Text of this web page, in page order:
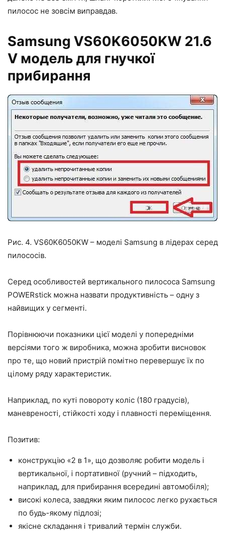
пилосос не зовсім виправдав.
Samsung VS60K6050KW 21.6
V модель для гнучкої
прибирання
Рис. 4. VS60K6050KW – моделі Samsung в лідерах серед
пилососів.
Серед особливостей вертикального пилососа Samsung
POWERstick можна назвати продуктивність – одну з
найвищих у сегменті.
Порівнюючи показники цієї моделі у попередніми
версіями того ж виробника, можна зробити висновок
про те, що новий пристрій помітно перевершує їх по
цілому ряду характеристик.
Наприклад, по куті повороту коліс (180 градусів),
маневреності, стійкості ходу і плавності переміщення.
Позитив:
конструкцію «2 в 1», що дозволяє робити модель і
вертикальної, і портативної (ручний – підходить,
наприклад, для прибирання всередині автомобіля);
високі колеса, завдяки яким пилосос легко рухається
по будь-якому підлозі;
якісне складання і тривалий термін служби.